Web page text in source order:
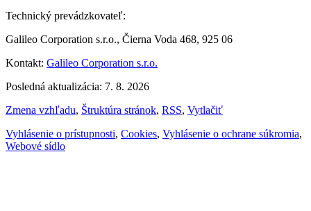
Technický prevádzkovateľ:
Galileo Corporation s.r.o., Čierna Voda 468, 925 06
Kontakt: Galileo Corporation s.r.o.
Posledná aktualizácia: 7. 8. 2026
Zmena vzhľadu, Štruktúra stránok, RSS, Vytlačiť
Vyhlásenie o prístupnosti, Cookies, Vyhlásenie o ochrane súkromia,
Webové sídlo